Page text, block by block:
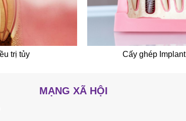
trị tủy Cấy ghép Implant
MẠNG XÃ HỘI